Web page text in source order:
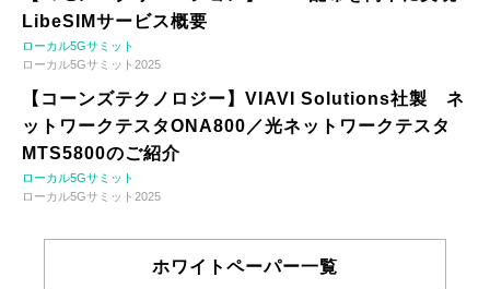
LibeSIMサービス概要
ローカル5Gサミット
ローカル5Gサミット2025
【コーンズテクノロジー】VIAVI Solutions社製 ネ
ットワークテスタONA800／光ネットワークテスタ
MTS5800のご紹介
ローカル5Gサミット
ローカル5Gサミット2025
ホワイトペーパー一覧